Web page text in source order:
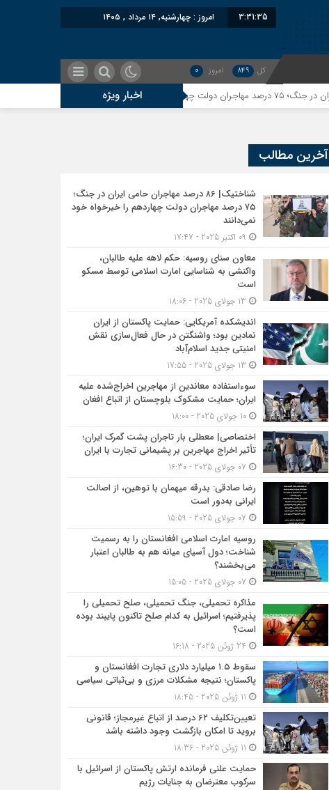
3:31:35 امروز : چهارشنبه, ۱۴ مرداد , ۱۴۰۵
کل 849 امروز 0
اخبار ویژه
آخرین مطالب
شناختیک| ۸۶ درصد مهاجران حامی ایران در جنگ؛
۷۵ درصد مهاجران دولت چهاردهم را خیرخواه خود
نمی‌دانند
معاون سنای روسیه: حکم لاهه علیه طالبان،
واکنشی به شناسایی امارت اسلامی توسط مسکو
است
اندیشکده آمریکایی: حمایت پاکستان از ایران
نمادین بود؛ واشنگتن در حال فعال‌سازی نقش
امنیتی جدید اسلام‌آباد
سوءاستفاده معاندین از مهاجرین اخراج‌شده علیه
ایران؛ حمایت مشکوک بلوچستان از اتباع افغان
10 جولای 2025 - 18:00
اختصاصی| معطلی بار تاجران پشت گمرک ایران؛
تأثیر اخراج مهاجرین بر پشیمانی تجارت با ایران
رضا صادقی: بدرقه میهمان با توهین، از اصالت
ایرانی به‌دور است
روسیه امارت اسلامی افغانستان را به رسمیت
شناخت؛ دول آسیای میانه هم به طالبان اعتبار
می‎‌بخشند؟
مذاکره تحمیلی، جنگ تحمیلی، صلح تحمیلی را
پذیرفتیم؛ اسرائیل به کدام صلح تاکنون پایبند بوده
است؟
سقوط ۱.۵ میلیارد دلاری تجارت افغانستان و
پاکستان؛ نتیجه مشکلات مرزی و بی‌ثباتی سیاسی
تعیین‌تکلیف ۶۲ درصد از اتباع غیرمجاز؛ قانونی
بروید تا امکان بازگشت وجود داشته باشد
حمایت علنی فرمانده ارتش پاکستان از اسرائیل با
سرکوب معترضان به جنایات رژیم